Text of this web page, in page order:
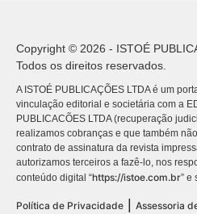
Copyright © 2026 - ISTOÉ
Todos os direitos reservados.
A ISTOÉ PUBLICAÇÕES LTDA é um
vinculação editorial e societária com a
PUBLICACÕES LTDA (recuperação
realizamos cobranças e que também
contrato de assinatura da revista
autorizamos terceiros a fazê-lo, nos
conteúdo digital “https://istoe.com.br” e
Política de Privacidade
Assessoria